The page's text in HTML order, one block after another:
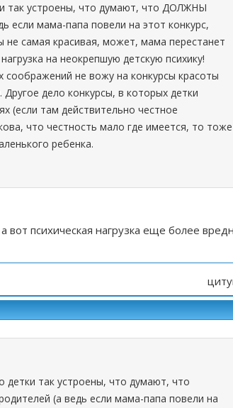
так устроены, что думают, что ДОЛЖНЫ
если мама-папа повели на этот конкурс,
не самая красивая, может, мама перестанет
на неокрепшую детскую психику!
соображений не вожу на конкурсы красоты
дело конкурсы, в которых детки
(если там действительно честное
что честность мало где имеется, то тоже
ребенка.
вот психическая нагрузка еще более
так устроены, что думают, что
(а ведь если мама-папа повели на